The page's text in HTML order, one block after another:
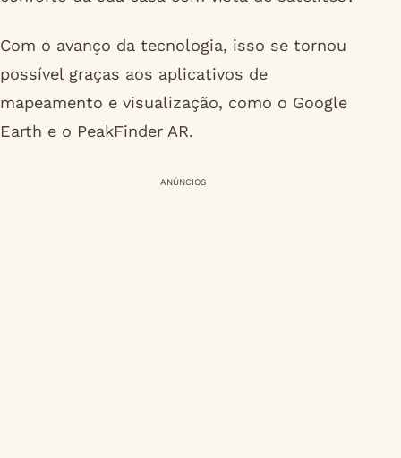
Com o avanço da tecnologia, isso se tornou
possível graças aos aplicativos de
mapeamento e visualização, como o Google
Earth e o PeakFinder AR.
ANÚNCIOS